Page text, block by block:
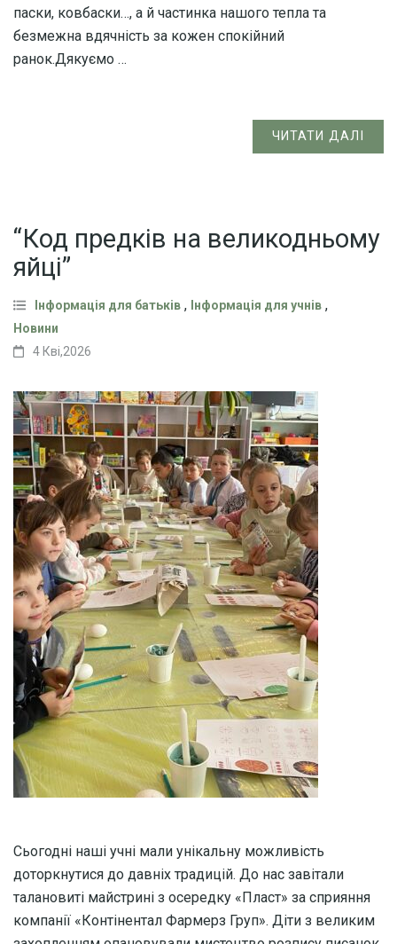
паски, ковбаски…, а й частинка нашого тепла та
безмежна вдячність за кожен спокійний
ранок.Дякуємо …
ЧИТАТИ ДАЛІ
“Код предків на великодньому
яйці”
Інформація для батьків , Інформація для учнів ,
Новини
4 Кві,2026
Сьогодні наші учні мали унікальну можливість
доторкнутися до давніх традицій. До нас завітали
талановиті майстрині з осередку «Пласт» за сприяння
компанії «Контінентал Фармерз Груп». Діти з великим